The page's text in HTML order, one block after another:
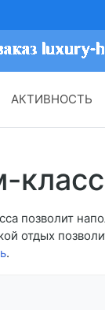
АКТИВНОСТЬ
позволит
отдых
.